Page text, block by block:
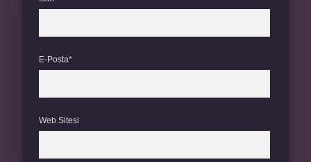
E-Posta*
Web Sitesi